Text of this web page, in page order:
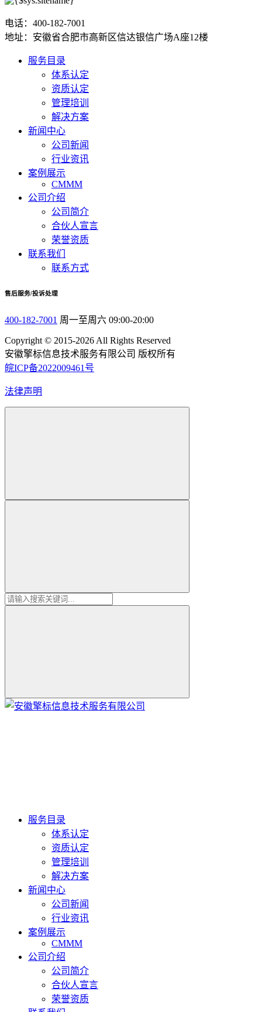
电话：400-182-7001
地址：安徽省合肥市高新区信达银信广场A座12楼
服务目录
体系认定
资质认定
管理培训
解决方案
新闻中心
公司新闻
行业资讯
案例展示
CMMM
公司介绍
公司简介
合伙人宣言
荣誉资质
联系我们
联系方式
售后服务/投诉处理
400-182-7001 周一至周六 09:00-20:00
Copyright © 2015-2026 All Rights Reserved
安徽擎标信息技术服务有限公司 版权所有
皖ICP备2022009461号
法律声明
服务目录
体系认定
资质认定
管理培训
解决方案
新闻中心
公司新闻
行业资讯
案例展示
CMMM
公司介绍
公司简介
合伙人宣言
荣誉资质